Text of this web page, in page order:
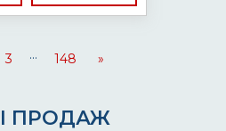
3 ... 148 »
ПРОДАЖ